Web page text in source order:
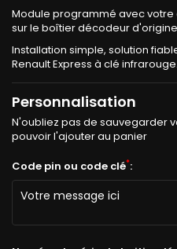
Module programmé avec votre
sur le boîtier décodeur
Installation simple, solution
Renault Express à clé infrarouge.
Personnalisation
N'oubliez pas de sauvegarder
pouvoir l'ajouter au panier
Code pin ou code clé*: